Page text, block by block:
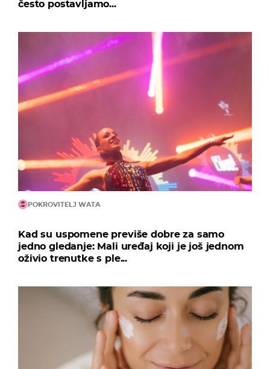
često postavljamo...
POKROVITELJ WATA
Kad su uspomene previše dobre za samo
jedno gledanje: Mali uređaj koji je još jednom
oživio trenutke s ple...